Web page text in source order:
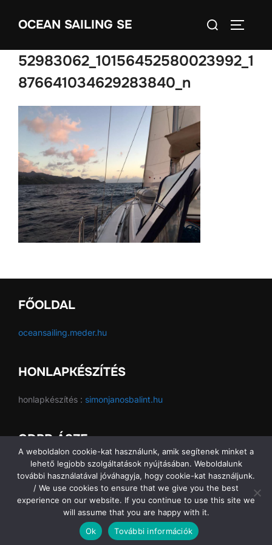
OCEAN SAILING SE
Search
52983062_10156452580023992_1
876641034629283840_n
FŐOLDAL
oceansailing.meder.hu
HONLAPKÉSZÍTÉS
honlapkészítés : simonjanosbalint.hu
GDPR ÁSZF
GDPR ÁSZF
Copyright © 2026 Ocean Sailing SE
A weboldalon cookie-kat használunk, amik segítenek minket a
lehető legjobb szolgáltatások nyújtásában. Weboldalunk
további használatával jóváhagyja, hogy cookie-kat használjunk.
/ We use cookies to ensure that we give you the best
experience on our website. If you continue to use this site we
will assume that you are happy with it.
Ok
További információk